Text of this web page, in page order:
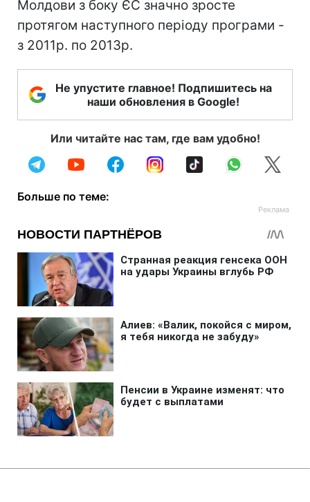
Молдови з боку ЄС значно зросте
протягом наступного періоду програми -
з 2011р. по 2013р.
Не упустите главное! Подпишитесь на
наши обновления в Google!
Или читайте нас там, где вам удобно!
Больше по теме: